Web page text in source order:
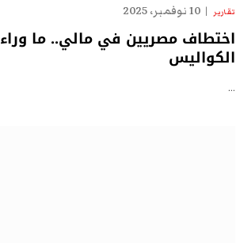
تقارير 10 نوفمبر، 2025
اختطاف مصريين في مالي.. ما وراء
الكواليس
…